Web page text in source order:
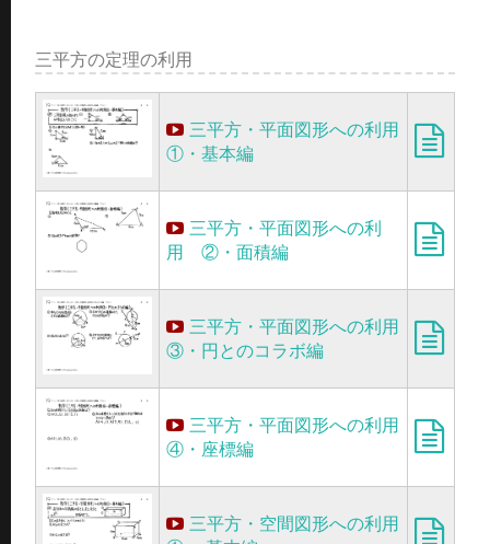
三平方の定理の利用
三平方・平面図形への利用
①・基本編
三平方・平面図形への利
用 ②・面積編
三平方・平面図形への利用
③・円とのコラボ編
三平方・平面図形への利用
④・座標編
三平方・空間図形への利用